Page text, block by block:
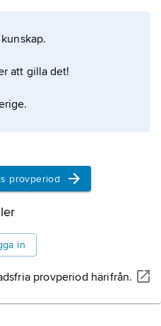
blir till /m/ genom
att gilla det!
provperiod
in
provperiod härifrån.